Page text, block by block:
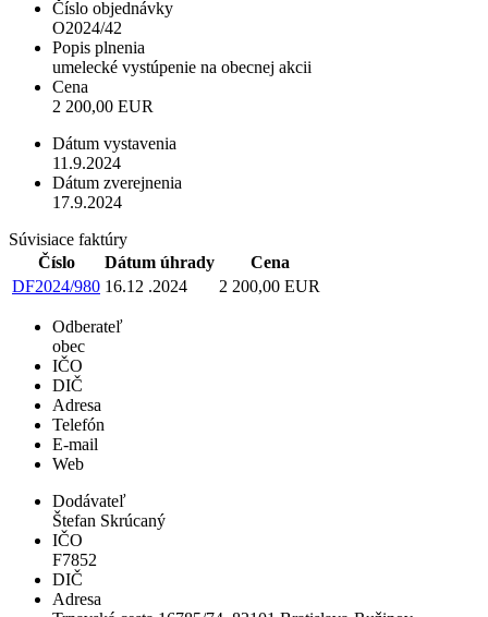
Číslo objednávky
O2024/42
Popis plnenia
umelecké vystúpenie na obecnej akcii
Cena
2 200,00 EUR
Dátum vystavenia
11.9.2024
Dátum zverejnenia
17.9.2024
Súvisiace faktúry
Číslo
Dátum úhrady
Cena
DF2024/980 16.12 .2024 2 200,00 EUR
Odberateľ
obec
IČO
DIČ
Adresa
Telefón
E-mail
Web
Dodávateľ
Štefan Skrúcaný
IČO
F7852
DIČ
Adresa